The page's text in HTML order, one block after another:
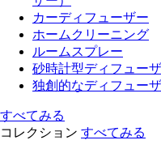
カーディフューザー
ホームクリーニング
ルームスプレー
砂時計型ディフュー
独創的なディフュー
すべてみる
コレクション すべてみる